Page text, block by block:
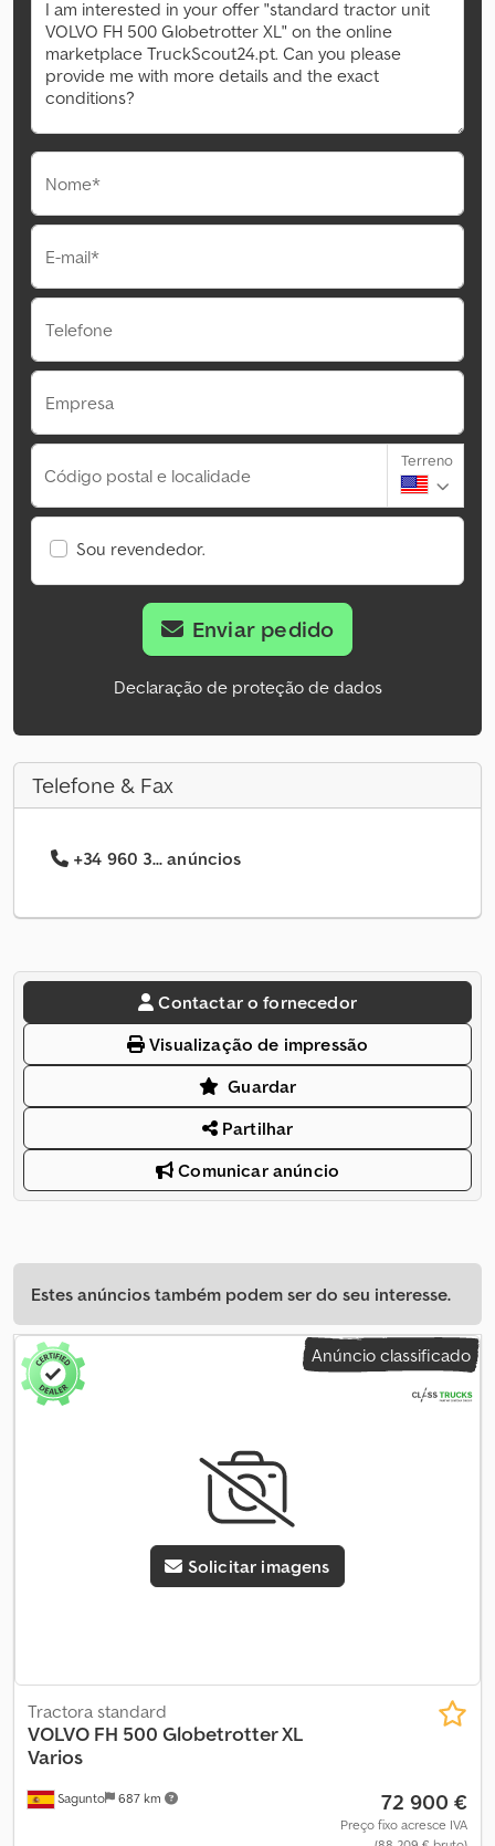
Nome*
E-mail*
Telefone
Empresa
Código postal e localidade
Terreno
Sou revendedor.
Enviar pedido
Declaração de proteção de dados
Telefone & Fax
+34 960 3... anúncios
Contactar o fornecedor
Visualização de impressão
Guardar
Partilhar
Comunicar anúncio
Estes anúncios também podem ser do seu interesse.
Anúncio classificado
Solicitar imagens
Sagunto 687 km
Tractora standard
VOLVO FH 500 Globetrotter XL
Varios
72 900 €
Preço fixo acresce IVA